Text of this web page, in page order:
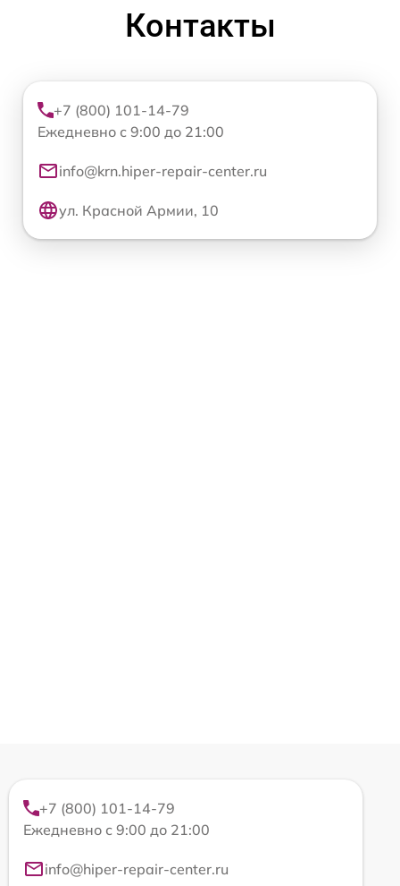
Контакты
+7 (800) 101-14-79
Ежедневно с 9:00 до 21:00
info@krn.hiper-repair-center.ru
ул. Красной Армии, 10
+7 (800) 101-14-79
Ежедневно с 9:00 до 21:00
info@hiper-repair-center.ru